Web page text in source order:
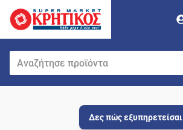
Δες πώς εξυπηρετείσαι